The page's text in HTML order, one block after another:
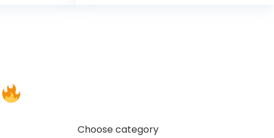
Choose category